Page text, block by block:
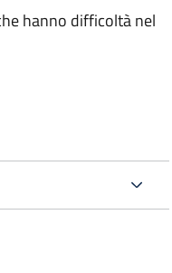
hanno difficoltà nel